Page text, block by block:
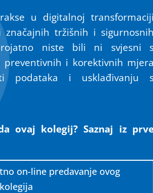
u digitalnoj transformaciji
značajnih tržišnih i sigurnosnih
niste bili ni svjesni
preventivnih i korektivnih mjera
podataka i usklađivanju
ovaj kolegij? Saznaj iz
on-line predavanje ovog
kolegija